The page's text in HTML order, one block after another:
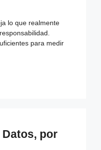
lo que realmente
para medir
por